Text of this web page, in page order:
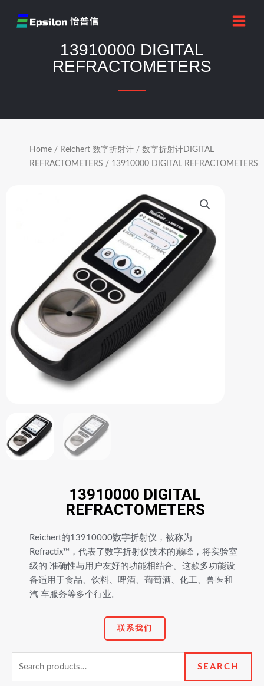
13910000 DIGITAL
REFRACTOMETERS
Home / Reichert 数字折射计 / 数字折射计DIGITAL
REFRACTOMETERS / 13910000 DIGITAL REFRACTOMETERS
13910000 DIGITAL
REFRACTOMETERS
Reichert的13910000数字折射仪，被称为
Refractix™，代表了数字折射仪技术的巅峰，将实验室
级的 准确性与用户友好的功能相结合。这款多功能设
备适用于食品、饮料、啤酒、葡萄酒、化工、兽医和
汽 车服务等多个行业。
联系我们
SEARCH